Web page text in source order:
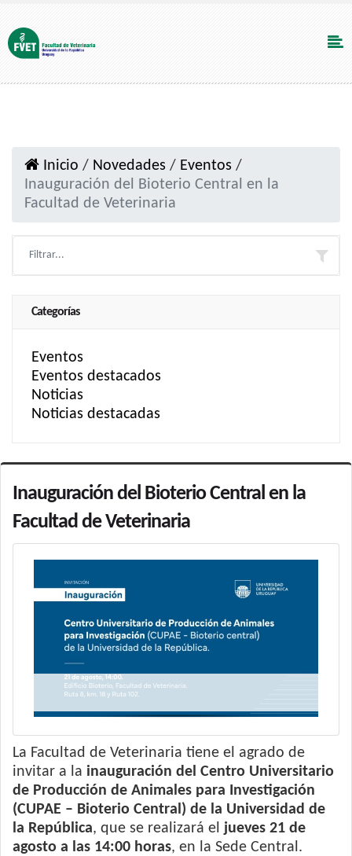
Inicio / Novedades / Eventos /
Inauguración del Bioterio Central en la
Facultad de Veterinaria
Categorías
Eventos
Eventos destacados
Noticias
Noticias destacadas
Inauguración del Bioterio Central en la
Facultad de Veterinaria
La Facultad de Veterinaria tiene el agrado de
invitar a la inauguración del Centro Universitario
de Producción de Animales para Investigación
(CUPAE – Bioterio Central) de la Universidad de
la República, que se realizará el jueves 21 de
agosto a las 14:00 horas, en la Sede Central.